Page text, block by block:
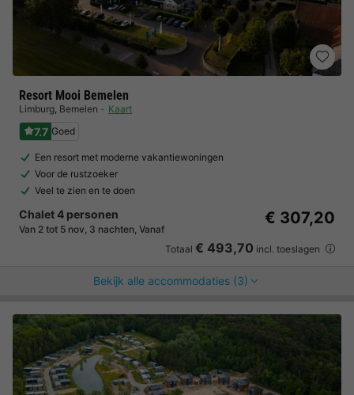
Resort Mooi Bemelen
Limburg, Bemelen Kaart
7.7 Goed
Een resort met moderne vakantiewoningen
Voor de rustzoeker
Veel te zien en te doen
Chalet 4 personen
Van 2 tot 5 nov, 3 nachten, Vanaf
€ 307,20
Totaal € 493,70 incl. toeslagen
Bekijk alle accommodaties (3)